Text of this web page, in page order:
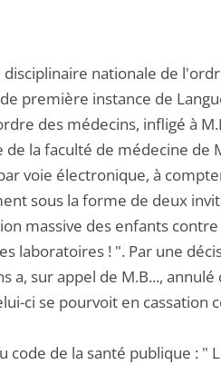
nationale de
première instance de
des médecins, infligé à
la faculté de médecine de
voie électronique, à
sous la forme de deux
massive des enfants
laboratoires ! ". Par une
sur appel de M.B...,
ci se pourvoit en cassation
code de la santé publique : "